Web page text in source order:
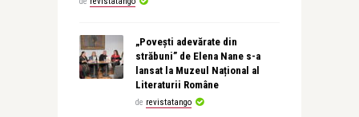
„Povești adevărate din
străbuni” de Elena Nane s-a
lansat la Muzeul Național al
Literaturii Române
de revistatango